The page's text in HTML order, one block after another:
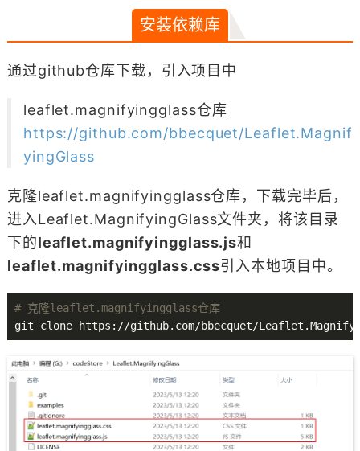
安装依赖库
通过github仓库下载，引入项目中
leaflet.magnifyingglass仓库
https://github.com/bbecquet/Leaflet.Magnif
yingGlass
克隆leaflet.magnifyingglass仓库，下载完毕后，
进入Leaflet.MagnifyingGlass文件夹，将该目录
下的leaflet.magnifyingglass.js和
leaflet.magnifyingglass.css引入本地项目中。
# 克隆leaflet.magnifyingglass仓库